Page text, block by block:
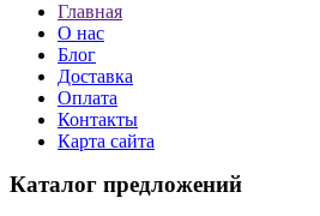
Главная
О нас
Блог
Доставка
Оплата
Контакты
Карта сайта
Каталог предложений